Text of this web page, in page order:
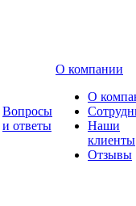
Вопросы
и ответы
О компании
О
Наши
клиенты
Отзывы